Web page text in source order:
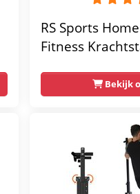
RS Sports
Fitness
Bekijk